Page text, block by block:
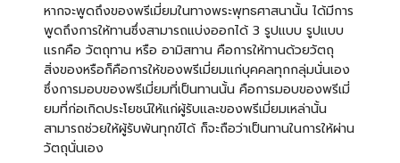
หากจะพูดถึงของพรีเมี่ยมในทางพระพุทธศาสนานั้น ได้มีการ
พูดถึงการให้ทานซึ่งสามารถแบ่งออกได้ 3 รูปแบบ รูปแบบ
แรกคือ วัตถุทาน หรือ อามิสทาน คือการให้ทานด้วยวัตถุ
สิ่งของหรือก็คือการให้ของพรีเมี่ยมแก่บุคคลทุกกลุ่มนั่นเอง
ซึ่งการมอบของพรีเมี่ยมที่เป็นทานนั้น คือการมอบของพรีเมี่
ยมที่ก่อเกิดประโยชน์ให้แก่ผู้รับและของพรีเมี่ยมเหล่านั้น
สามารถช่วยให้ผู้รับพ้นทุกข์ได้ ก็จะถือว่าเป็นทานในการให้ผ่าน
วัตถุนั่นเอง